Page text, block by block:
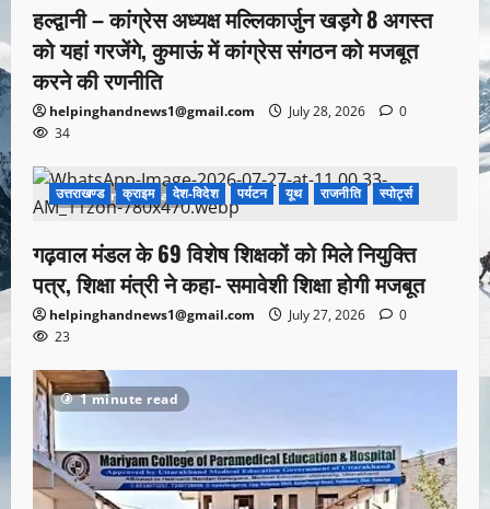
हल्द्वानी – कांग्रेस अध्यक्ष मल्लिकार्जुन खड़गे 8 अगस्त
को यहां गरजेंगे, कुमाऊं में कांग्रेस संगठन को मजबूत
करने की रणनीति
helpinghandnews1@gmail.com July 28, 2026
0
34
1 minute read
उत्तराखण्ड क्राइम देश-विदेश पर्यटन यूथ राजनीति स्पोर्ट्स
गढ़वाल मंडल के 69 विशेष शिक्षकों को मिले नियुक्ति
पत्र, शिक्षा मंत्री ने कहा- समावेशी शिक्षा होगी मजबूत
helpinghandnews1@gmail.com July 27, 2026
0
23
1 minute read